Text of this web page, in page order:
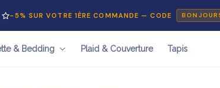
VOTRE 1ÈRE COMMANDE — CODE BONJOUR5
& Bedding Plaid & Couverture Tapis